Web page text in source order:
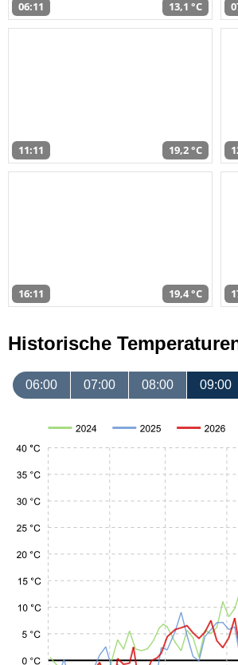
06:11 13,1 °C
11:11 19,2 °C
16:11 19,4 °C
Historische
06:00 07:00 08:00 09:00